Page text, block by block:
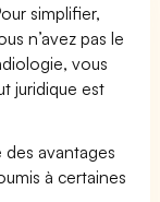
simplifier,
n’avez pas le
vous
juridique est
avantages
à certaines